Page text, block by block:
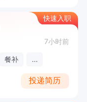
快速入职
7小时前
餐补 ...
投递简历